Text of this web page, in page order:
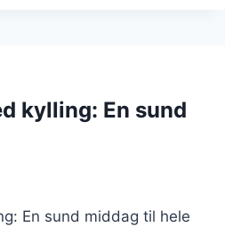
kylling: En sund
En sund middag til hele